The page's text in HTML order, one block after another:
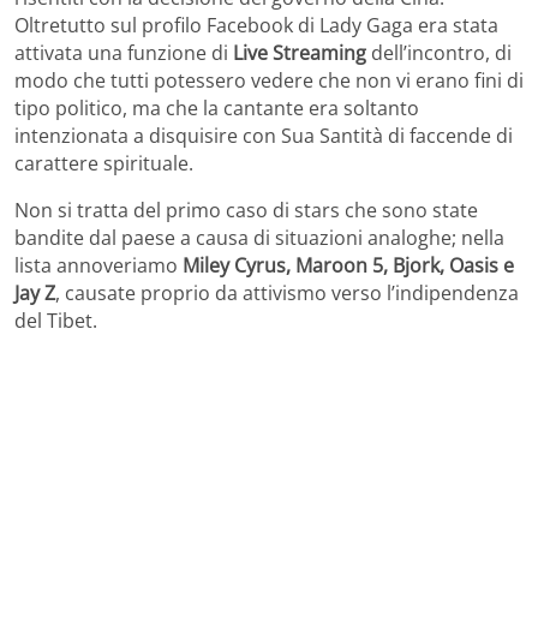
Oltretutto sul profilo Facebook di Lady Gaga era stata
attivata una funzione di Live Streaming dell’incontro, di
modo che tutti potessero vedere che non vi erano fini di
tipo politico, ma che la cantante era soltanto
intenzionata a disquisire con Sua Santità di faccende di
carattere spirituale.
Non si tratta del primo caso di stars che sono state
bandite dal paese a causa di situazioni analoghe; nella
lista annoveriamo Miley Cyrus, Maroon 5, Bjork, Oasis e
Jay Z, causate proprio da attivismo verso l’indipendenza
del Tibet.